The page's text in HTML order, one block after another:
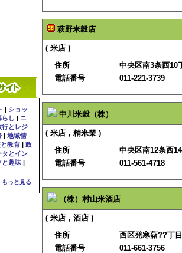
| ショッ
らし | ニ
行とレジ
| 地域情
教育 | 政
タとイン
と趣味 |
もっと見る
萩野米穀店
( 米店 )
住所
中央区南3条西10
電話番号
011-221-3739
中川米穀（株）
( 米店，精米業 )
住所
中央区南12条西
電話番号
011-561-4718
（株）村山米酒店
( 米店，酒店 )
住所
西区発寒藷??丁
電話番号
011-661-3756